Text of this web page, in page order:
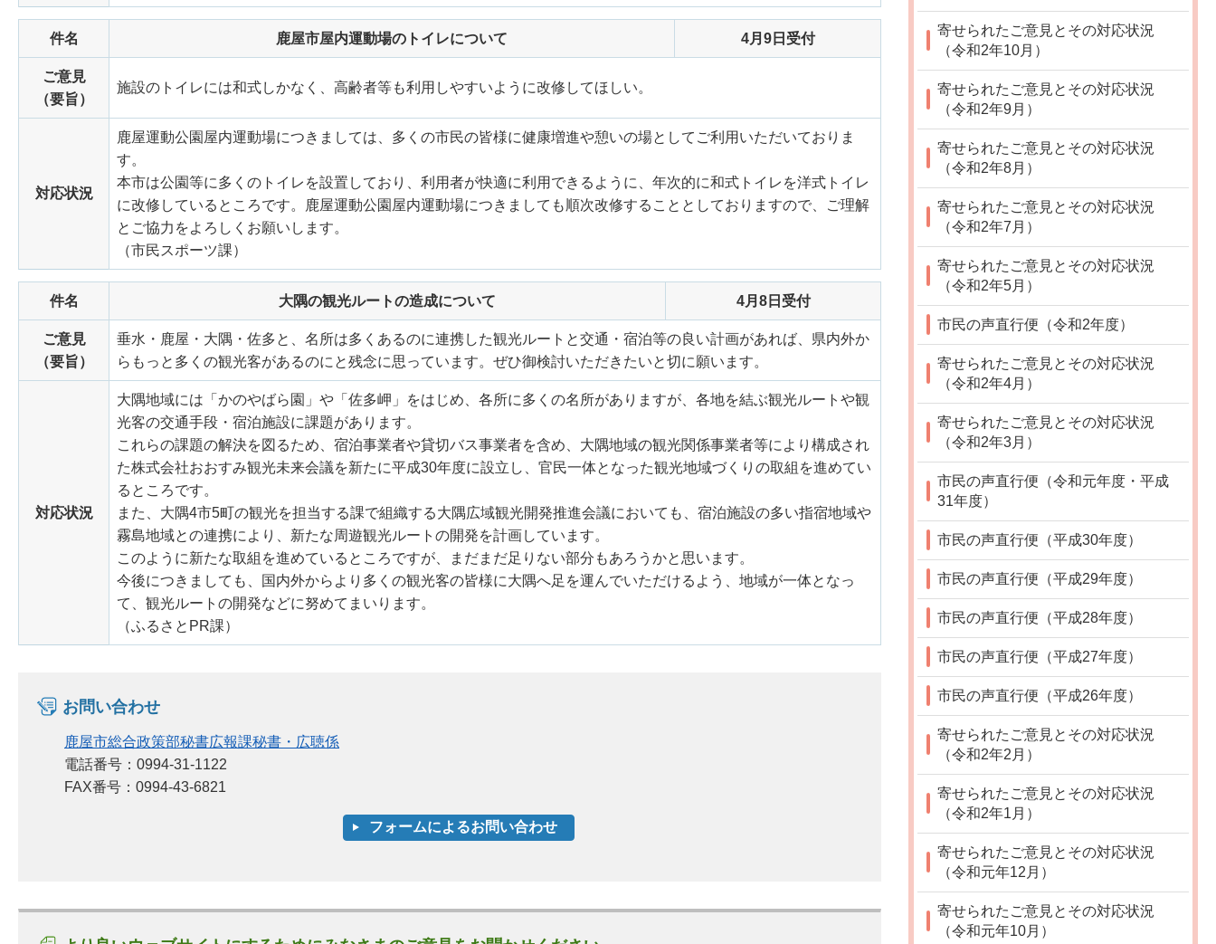
件名 鹿屋市屋内運動場のトイレについて 4月9日受付
ご意見
（要旨）
施設のトイレには和式しかなく、高齢者等も利用しやすいように改修してほしい。
対応状況
鹿屋運動公園屋内運動場につきましては、多くの市民の皆様に健康増進や憩いの場としてご利用いただいておりま
す。
本市は公園等に多くのトイレを設置しており、利用者が快適に利用できるように、年次的に和式トイレを洋式トイレ
に改修しているところです。鹿屋運動公園屋内運動場につきましても順次改修することとしておりますので、ご理解
とご協力をよろしくお願いします。
（市民スポーツ課）
件名 大隅の観光ルートの造成について 4月8日受付
ご意見
（要旨）
垂水・鹿屋・大隅・佐多と、名所は多くあるのに連携した観光ルートと交通・宿泊等の良い計画があれば、県内外か
らもっと多くの観光客があるのにと残念に思っています。ぜひ御検討いただきたいと切に願います。
対応状況
大隅地域には「かのやばら園」や「佐多岬」をはじめ、各所に多くの名所がありますが、各地を結ぶ観光ルートや観
光客の交通手段・宿泊施設に課題があります。
これらの課題の解決を図るため、宿泊事業者や貸切バス事業者を含め、大隅地域の観光関係事業者等により構成され
た株式会社おおすみ観光未来会議を新たに平成30年度に設立し、官民一体となった観光地域づくりの取組を進めてい
るところです。
また、大隅4市5町の観光を担当する課で組織する大隅広域観光開発推進会議においても、宿泊施設の多い指宿地域や
霧島地域との連携により、新たな周遊観光ルートの開発を計画しています。
このように新たな取組を進めているところですが、まだまだ足りない部分もあろうかと思います。
今後につきましても、国内外からより多くの観光客の皆様に大隅へ足を運んでいただけるよう、地域が一体となっ
て、観光ルートの開発などに努めてまいります。
（ふるさとPR課）
お問い合わせ
鹿屋市総合政策部秘書広報課秘書・広聴係
電話番号：0994-31-1122
FAX番号：0994-43-6821
寄せられたご意見とその対応状況
（令和2年10月）
寄せられたご意見とその対応状況
（令和2年9月）
寄せられたご意見とその対応状況
（令和2年8月）
寄せられたご意見とその対応状況
（令和2年7月）
寄せられたご意見とその対応状況
（令和2年5月）
市民の声直行便（令和2年度）
寄せられたご意見とその対応状況
（令和2年4月）
寄せられたご意見とその対応状況
（令和2年3月）
市民の声直行便（令和元年度・平成
31年度）
市民の声直行便（平成30年度）
市民の声直行便（平成29年度）
市民の声直行便（平成28年度）
市民の声直行便（平成27年度）
市民の声直行便（平成26年度）
寄せられたご意見とその対応状況
（令和2年2月）
寄せられたご意見とその対応状況
（令和2年1月）
寄せられたご意見とその対応状況
（令和元年12月）
寄せられたご意見とその対応状況
（令和元年10月）